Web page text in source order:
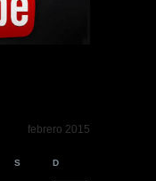
febrero 2015
S D